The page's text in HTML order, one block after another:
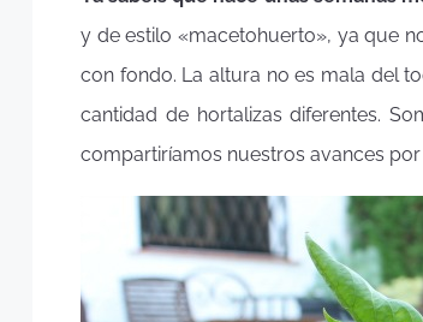
y de estilo «macetohuerto», ya que
con fondo. La altura no es mala del
cantidad de hortalizas diferentes.
compartiríamos nuestros avances